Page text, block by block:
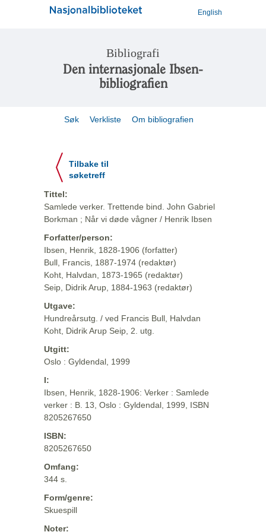
English
Bibliografi
Den internasjonale Ibsen-
bibliografien
Søk Verkliste Om bibliografien
Tilbake til
søketreff
Tittel:
Samlede verker. Trettende bind. John Gabriel
Borkman ; Når vi døde vågner / Henrik Ibsen
Forfatter/person:
Ibsen, Henrik, 1828-1906 (forfatter)
Bull, Francis, 1887-1974 (redaktør)
Koht, Halvdan, 1873-1965 (redaktør)
Seip, Didrik Arup, 1884-1963 (redaktør)
Utgave:
Hundreårsutg. / ved Francis Bull, Halvdan
Koht, Didrik Arup Seip, 2. utg.
Utgitt:
Oslo : Gyldendal, 1999
I:
Ibsen, Henrik, 1828-1906: Verker : Samlede
verker : B. 13, Oslo : Gyldendal, 1999, ISBN
8205267650
ISBN:
8205267650
Omfang:
344 s.
Form/genre:
Skuespill
Noter: